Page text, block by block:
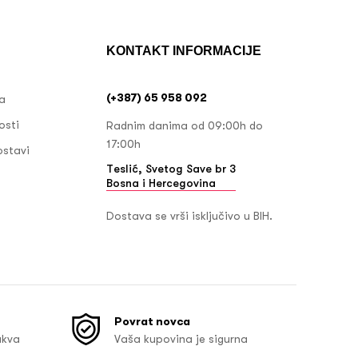
KONTAKT INFORMACIJE
(+387) 65 958 092
Radnim danima od 09:00h do
17:00h
Teslić, Svetog Save br 3
Bosna i Hercegovina
Dostava se vrši isključivo u BIH.
Povrat novca
Vaša kupovina je sigurna